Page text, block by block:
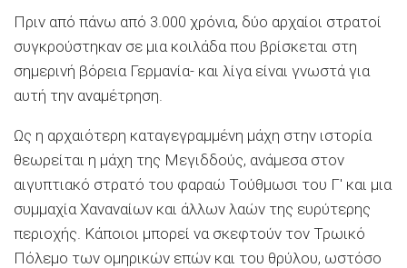
Πριν από πάνω από 3.000 χρόνια, δύο αρχαίοι στρατοί
συγκρούστηκαν σε μια κοιλάδα που βρίσκεται στη
σημερινή βόρεια Γερμανία- και λίγα είναι γνωστά για
αυτή την αναμέτρηση.
Ως η αρχαιότερη καταγεγραμμένη μάχη στην ιστορία
θεωρείται η μάχη της Μεγιδδούς, ανάμεσα στον
αιγυπτιακό στρατό του φαραώ Τούθμωσι του Γ′ και μια
συμμαχία Χαναναίων και άλλων λαών της ευρύτερης
περιοχής. Κάποιοι μπορεί να σκεφτούν τον Τρωικό
Πόλεμο των ομηρικών επών και του θρύλου, ωστόσο